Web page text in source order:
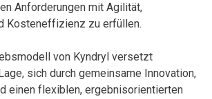
Anforderungen mit Agilität,
Kosteneffizienz zu erfüllen.
von Kyndryl versetzt
sich durch gemeinsame Innovation,
einen flexiblen, ergebnisorientierten